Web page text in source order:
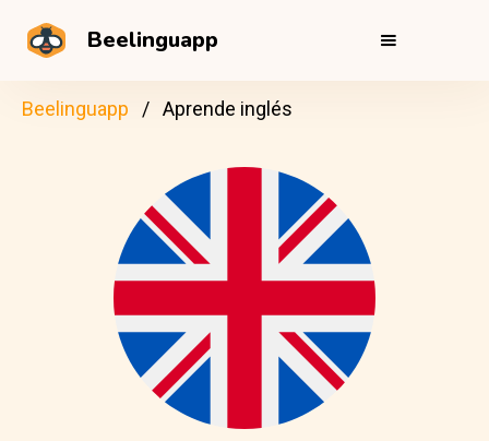
Beelinguapp
Beelinguapp Aprende inglés